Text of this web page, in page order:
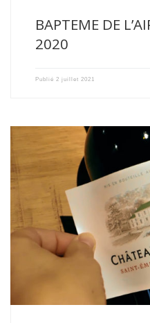
BAPTEME DE
2020
Publié 2 juillet 2021
Le millésime 2020 est un